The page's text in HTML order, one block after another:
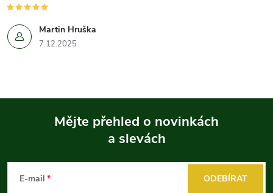
Martin Hruška
7.12.2025
Mějte přehled o novinkách
a slevách
E-mail ODEBÍRAT